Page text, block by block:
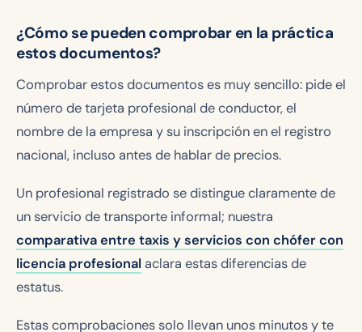
¿Cómo se pueden comprobar en la práctica
estos documentos?
Comprobar estos documentos es muy sencillo: pide el
número de tarjeta profesional de conductor, el
nombre de la empresa y su inscripción en el registro
nacional, incluso antes de hablar de precios.
Un profesional registrado se distingue claramente de
un servicio de transporte informal; nuestra
comparativa entre taxis y servicios con chófer con
licencia profesional aclara estas diferencias de
estatus.
Estas comprobaciones solo llevan unos minutos y te